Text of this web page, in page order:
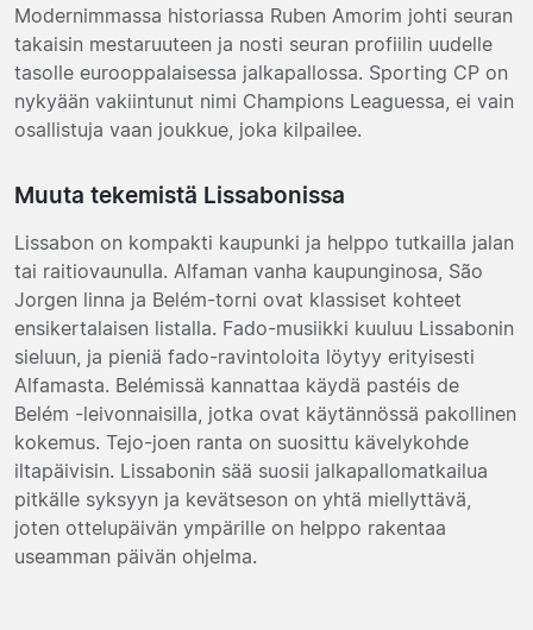
Modernimmassa historiassa Ruben Amorim johti seuran
takaisin mestaruuteen ja nosti seuran profiilin uudelle
tasolle eurooppalaisessa jalkapallossa. Sporting CP on
nykyään vakiintunut nimi Champions Leaguessa, ei vain
osallistuja vaan joukkue, joka kilpailee.
Muuta tekemistä Lissabonissa
Lissabon on kompakti kaupunki ja helppo tutkailla jalan
tai raitiovaunulla. Alfaman vanha kaupunginosa, São
Jorgen linna ja Belém-torni ovat klassiset kohteet
ensikertalaisen listalla. Fado-musiikki kuuluu Lissabonin
sieluun, ja pieniä fado-ravintoloita löytyy erityisesti
Alfamasta. Belémissä kannattaa käydä pastéis de
Belém -leivonnaisilla, jotka ovat käytännössä pakollinen
kokemus. Tejo-joen ranta on suosittu kävelykohde
iltapäivisin. Lissabonin sää suosii jalkapallomatkailua
pitkälle syksyyn ja kevätseson on yhtä miellyttävä,
joten ottelupäivän ympärille on helppo rakentaa
useamman päivän ohjelma.